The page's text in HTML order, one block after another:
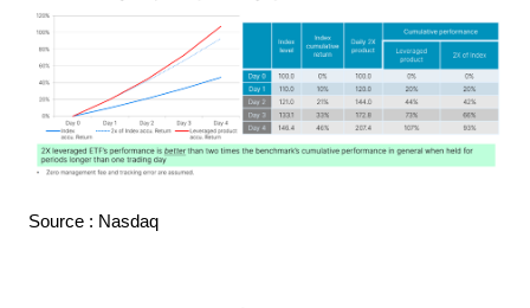
Source : Nasdaq